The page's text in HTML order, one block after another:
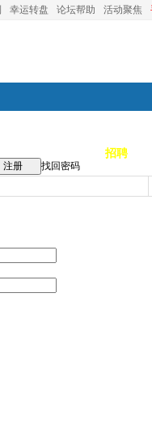
幸运转盘 论坛帮助 活动聚焦
招聘
注册
找回密码